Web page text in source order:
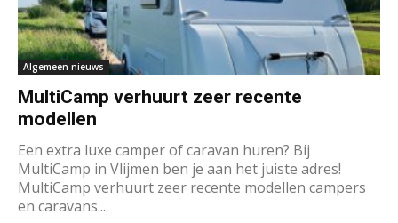
Algemeen nieuws
MultiCamp verhuurt zeer recente
modellen
Een extra luxe camper of caravan huren? Bij
MultiCamp in Vlijmen ben je aan het juiste adres!
MultiCamp verhuurt zeer recente modellen campers
en caravans...